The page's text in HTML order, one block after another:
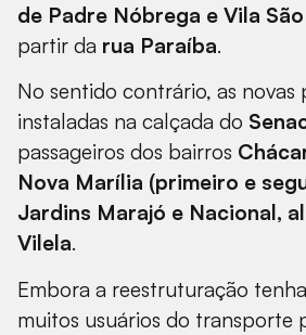
de Padre Nóbrega e Vila
partir da rua Paraíba.
No sentido contrário, as novas
instaladas na calçada do
passageiros dos bairros
Nova Marília (primeiro e
Jardins Marajó e Nacional,
Vilela.
Embora a reestruturação
muitos usuários do transporte